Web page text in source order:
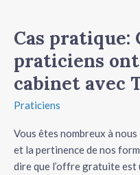
Cas pratique:
praticiens
cabinet avec
Praticiens
Vous êtes nombreux à
et la pertinence de nos
dire que l’offre gratuite est
Therapeutes.com